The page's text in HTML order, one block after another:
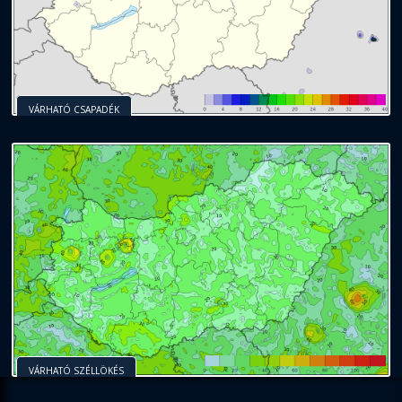
VÁRHATÓ CSAPADÉK
VÁRHATÓ SZÉLLÖKÉS